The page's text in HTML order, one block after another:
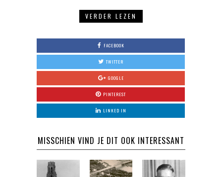
VERDER LEZEN
FACEBOOK
TWITTER
GOOGLE
PINTEREST
LINKED IN
MISSCHIEN VIND JE DIT OOK INTERESSANT